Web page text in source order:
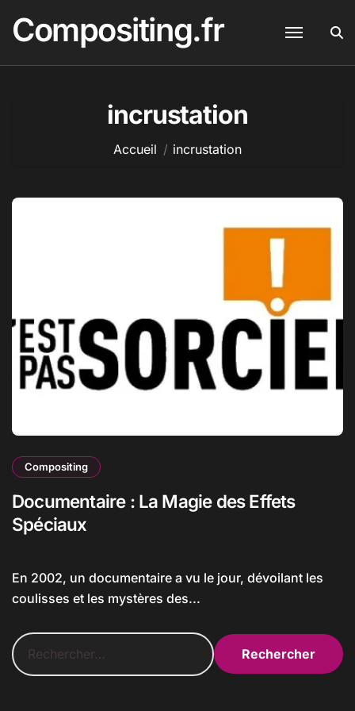
contenu
Compositing.fr
incrustation
Accueil incrustation
Compositing
Documentaire : La Magie des Effets
Spéciaux
En 2002, un documentaire a vu le jour, dévoilant les
coulisses et les mystères des...
R
e
c